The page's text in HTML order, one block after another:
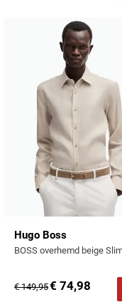
Hugo Boss
€ 149,95€ 74,98